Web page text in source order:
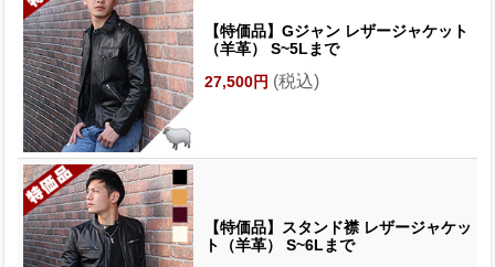
【特価品】Gジャン レザージャケット
（羊革） S~5Lまで
27,500円 (税込)
【特価品】スタンド襟 レザージャケッ
ト（羊革） S~6Lまで